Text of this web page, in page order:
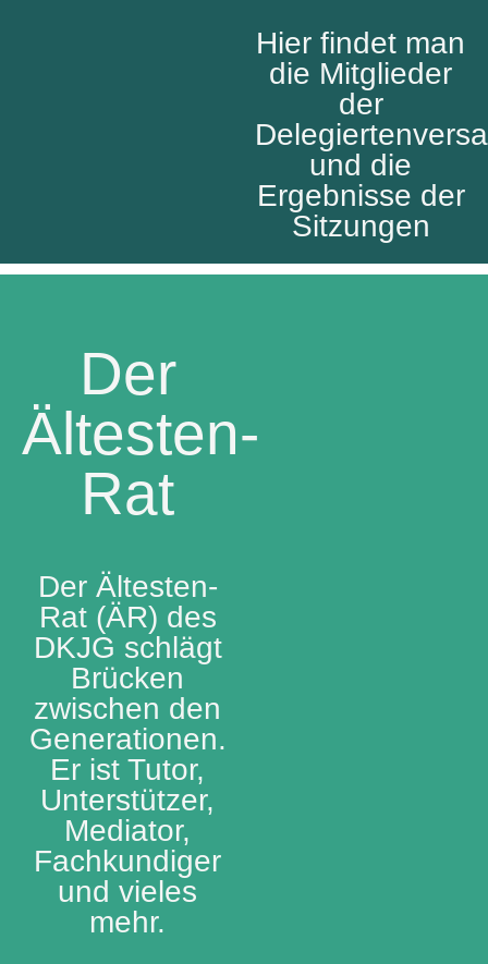
Hier findet man
die Mitglieder
der
und die
Ergebnisse der
Sitzungen
Der
Ältesten-
Rat
Der Ältesten-
Rat (ÄR) des
DKJG schlägt
Brücken
zwischen den
Generationen.
Er ist Tutor,
Unterstützer,
Mediator,
Fachkundiger
und vieles
mehr.